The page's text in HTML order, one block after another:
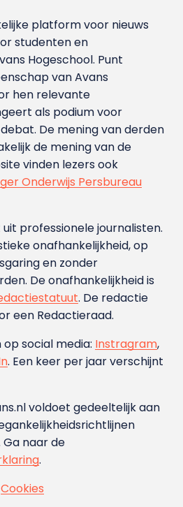
platform voor nieuws
studenten en
Hoge­school. Punt
van Avans
hen relevante
als podium voor
De mening van derden
de mening van de
vinden lezers ook
Onderwijs Persbureau
professionele journalisten.
onafhankelijkheid, op
en zonder
De onafhankelijkheid is
. De redactie
een Redactieraad.
social media: Instragram,
. Een keer per jaar verschijnt
voldoet gedeeltelijk aan
Ga naar de
.
Cookies